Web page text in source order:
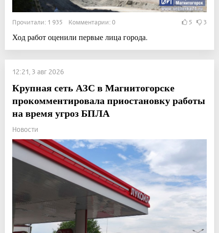
Прочитали: 1 935 Комментарии: 0 5 3
Ход работ оценили первые лица города.
12:21, 3 авг 2026
Крупная сеть АЗС в Магнитогорске
прокомментировала приостановку работы
на время угроз БПЛА
Новости